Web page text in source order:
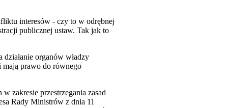
interesów - czy to w odrębnej
publicznej ustaw. Tak jak to
organów władzy
prawo do równego
zakresie przestrzegania zasad
Rady Ministrów z dnia 11